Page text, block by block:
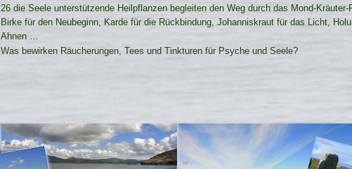
26 die Seele unterstützende Heilpflanzen begleiten den Weg durch das Mond-Kräuter-
Birke für den Neubeginn, Karde für die Rückbindung, Johanniskraut für das Licht,
Ahnen …
Was bewirken Räucherungen, Tees und Tinkturen für Psyche und Seele?